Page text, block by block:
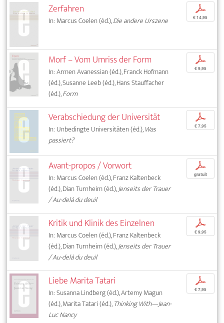
Zerfahren
In: Marcus Coelen (éd.),Die andere Urszene
p
€ 14,95
Morf – Vom Umriss der Form
In: Armen Avanessian (éd.), Franck Hofmann
(éd.), Susanne Leeb (éd.), Hans Stauffacher
(éd.),Form
p
€ 9,95
Verabschiedung der Universität
In: Unbedingte Universitäten (éd.),Was
passiert?
p
€ 7,95
Avant-propos / Vorwort
In: Marcus Coelen (éd.), Franz Kaltenbeck
(éd.), Dian Turnheim (éd.),Jenseits der Trauer
/ Au-delà du deuil
p
gratuit
Kritik und Klinik des Einzelnen
In: Marcus Coelen (éd.), Franz Kaltenbeck
(éd.), Dian Turnheim (éd.),Jenseits der Trauer
/ Au-delà du deuil
p
€ 9,95
Liebe Marita Tatari
In: Susanna Lindberg (éd.), Artemy Magun
(éd.), Marita Tatari (éd.),Thinking With—Jean-
Luc Nancy
p
€ 7,95